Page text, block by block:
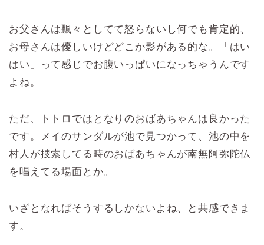
お父さんは飄々としてて怒らないし何でも肯定的、
お母さんは優しいけどどこか影がある的な。「はい
はい」って感じでお腹いっぱいになっちゃうんです
よね。
ただ、トトロではとなりのおばあちゃんは良かった
です。メイのサンダルが池で見つかって、池の中を
村人が捜索してる時のおばあちゃんが南無阿弥陀仏
を唱えてる場面とか。
いざとなればそうするしかないよね、と共感できま
す。